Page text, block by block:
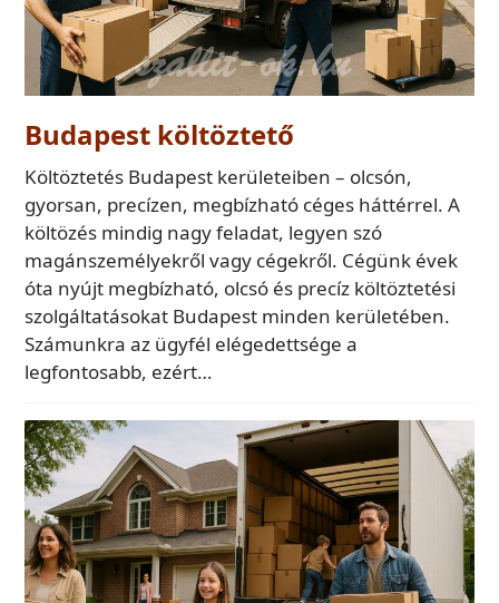
Budapest költöztető
Költöztetés Budapest kerületeiben – olcsón,
gyorsan, precízen, megbízható céges háttérrel. A
költözés mindig nagy feladat, legyen szó
magánszemélyekről vagy cégekről. Cégünk évek
óta nyújt megbízható, olcsó és precíz költöztetési
szolgáltatásokat Budapest minden kerületében.
Számunkra az ügyfél elégedettsége a
legfontosabb, ezért…